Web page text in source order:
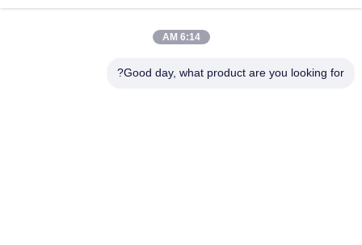
6:14 AM
Good day, what product are you looking for?